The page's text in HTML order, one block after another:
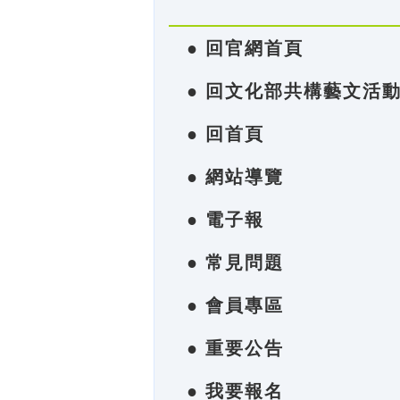
● 回官網首頁
● 回文化部共構藝文活
● 回首頁
● 網站導覽
● 電子報
● 常見問題
● 會員專區
● 重要公告
● 我要報名